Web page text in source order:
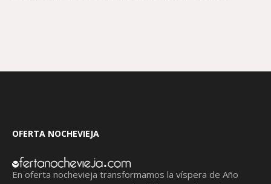
OFERTA NOCHEVIEJA
En oferta nochevieja transformamos la víspera de Año